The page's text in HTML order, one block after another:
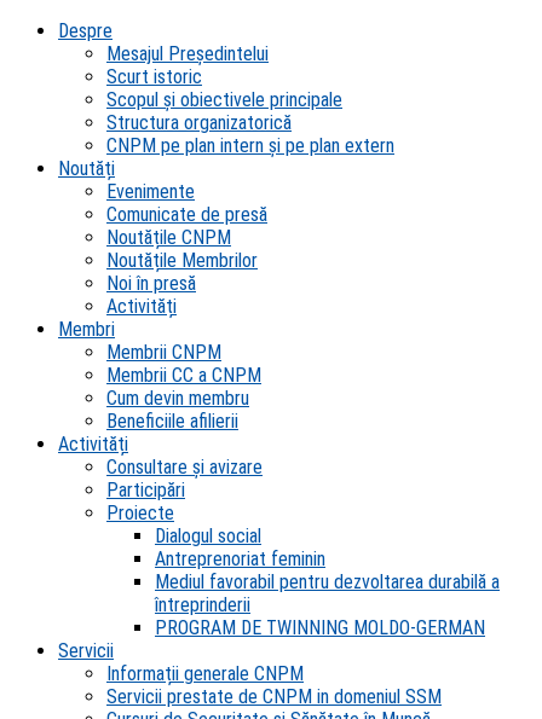
Despre
Mesajul Președintelui
Scurt istoric
Scopul şi obiectivele principale
Structura organizatorică
CNPM pe plan intern şi pe plan extern
Noutăți
Evenimente
Comunicate de presă
Noutățile CNPM
Noutățile Membrilor
Noi în presă
Activități
Membri
Membrii CNPM
Membrii CC a CNPM
Cum devin membru
Beneficiile afilierii
Activități
Consultare și avizare
Participări
Proiecte
Dialogul social
Antreprenoriat feminin
Mediul favorabil pentru dezvoltarea durabilă a
întreprinderii
PROGRAM DE TWINNING MOLDO-GERMAN
Servicii
Informații generale CNPM
Servicii prestate de CNPM in domeniul SSM